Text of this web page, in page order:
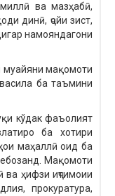
ва мазҳабӣ,
динӣ, ҷойи зист,
намояндагони
муайяни мақомоти
ба таъмини
кўдак фаъолият
ба хотири
маҳаллӣ оид ба
Мақомоти
ва ҳифзи иҷтимоии
прокуратура,